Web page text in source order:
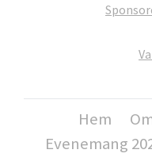
Hem
Evenemang